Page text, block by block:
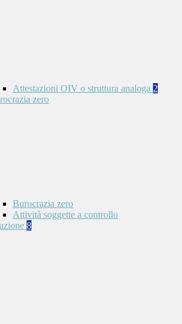
Attestazioni OIV o struttura analoga 2
zero
Burocrazia zero
Attività soggette a controllo
8